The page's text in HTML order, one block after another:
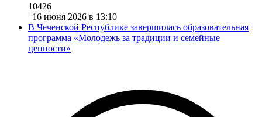
10426
| 16 июня 2026 в 13:10
В Чеченской Республике завершилась образовательная
программа «Молодежь за традиции и семейные
ценности»